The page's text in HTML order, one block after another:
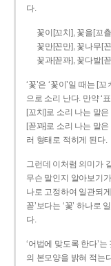
다.
꽃이[꼬치], 꽃을[꼬
꽃만[꼰만], 꽃나무[
꽃과[꼳꽈], 꽃다발[
‘꽃’은 ‘꽃이’일 때는 [
으로 소리 난다. 만약 ‘
[꼬치]로 소리 나는 말은
[꼳꽈]로 소리 나는 말은
러 형태로 적히게 된다.
그런데 이처럼 의미가
무슨 말인지 알아보기
나로 고정하여 일관되
꼳’보다는 ‘꽃’ 하나로
다.
‘어법에 맞도록 한다’
의 본모양을 밝혀 적는